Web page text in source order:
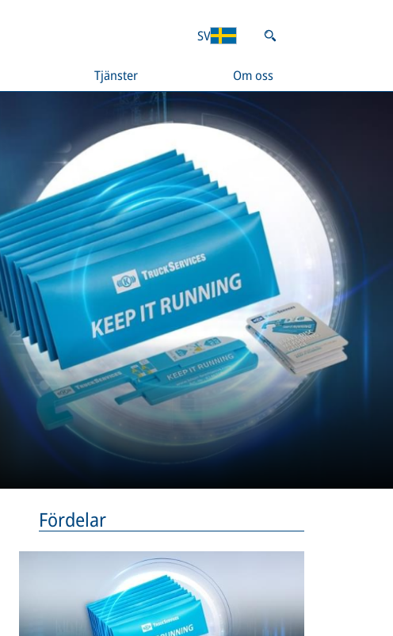
Tjänster Om oss
SV
Fördelar